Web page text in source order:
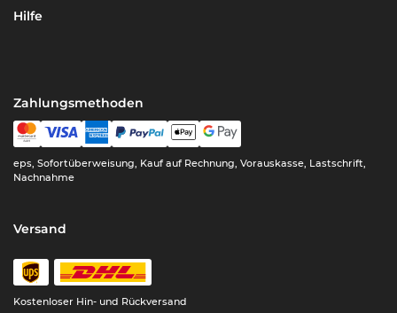
Hilfe
Zahlungsmethoden
eps, Sofortüberweisung, Kauf auf Rechnung, Vorauskasse, Lastschrift,
Nachnahme
Versand
Kostenloser Hin- und Rückversand